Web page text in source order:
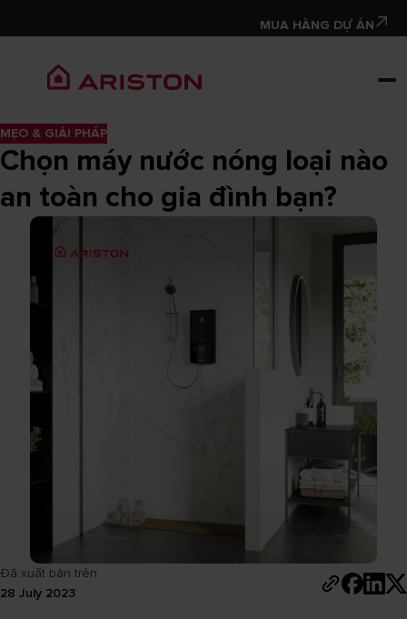
MUA HÀNG DỰ ÁN
MẸO & GIẢI PHÁP
Chọn máy nước nóng loại nào
an toàn cho gia đình bạn?
Đã xuất bản trên
28 July 2023